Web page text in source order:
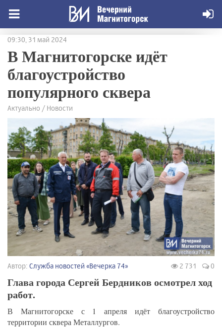
09:30, 31 май 2024
В Магнитогорске идёт
благоустройство
популярного сквера
Актуально / Новости
Автор: Служба новостей «Вечерка 74» 2 731 0
Глава города Сергей Бердников осмотрел ход
работ.
В Магнитогорске с 1 апреля идёт благоустройство
территории сквера Металлургов.